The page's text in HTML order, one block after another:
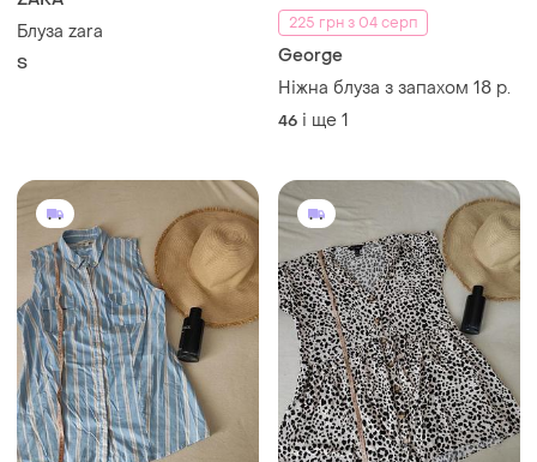
Блуза zara
S
225 грн з 04 серп
George
Ніжна блуза з запахом 18 р.
46 і ще 1